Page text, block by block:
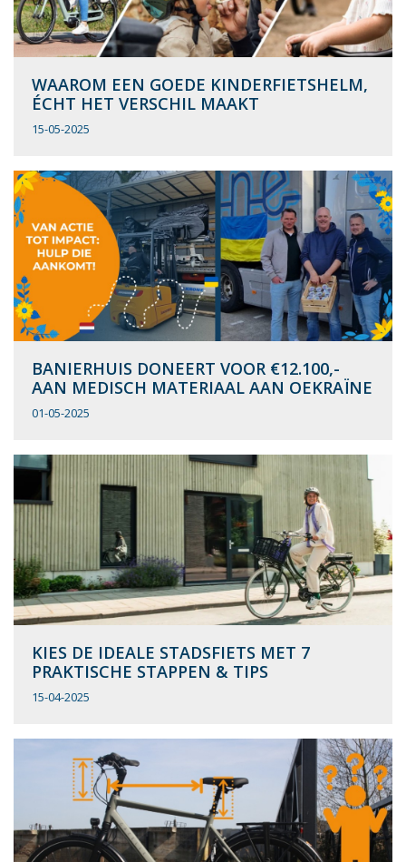
WAAROM EEN GOEDE KINDERFIETSHELM,
ÉCHT HET VERSCHIL MAAKT
15-05-2025
BANIERHUIS DONEERT VOOR €12.100,-
AAN MEDISCH MATERIAAL AAN OEKRAÏNE
01-05-2025
KIES DE IDEALE STADSFIETS MET 7
PRAKTISCHE STAPPEN & TIPS
15-04-2025